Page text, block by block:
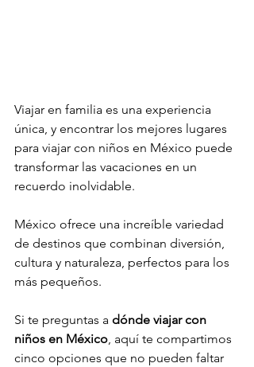
Viajar en familia es una experiencia
única, y encontrar los mejores lugares
para viajar con niños en México puede
transformar las vacaciones en un
recuerdo inolvidable.
México ofrece una increíble variedad
de destinos que combinan diversión,
cultura y naturaleza, perfectos para los
más pequeños.
Si te preguntas a dónde viajar con
niños en México, aquí te compartimos
cinco opciones que no pueden faltar